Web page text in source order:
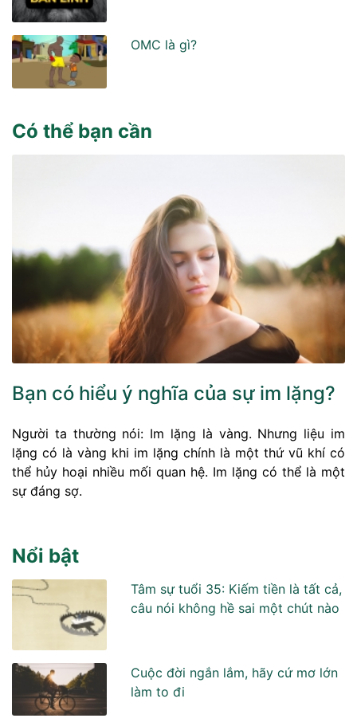
OMC là gì?
Có thể bạn cần
Bạn có hiểu ý nghĩa của sự im lặng?
Người ta thường nói: Im lặng là vàng. Nhưng liệu im
lặng có là vàng khi im lặng chính là một thứ vũ khí có
thể hủy hoại nhiều mối quan hệ. Im lặng có thể là một
sự đáng sợ.
Nổi bật
Tâm sự tuổi 35: Kiếm tiền là tất cả,
câu nói không hề sai một chút nào
Cuộc đời ngắn lắm, hãy cứ mơ lớn
làm to đi